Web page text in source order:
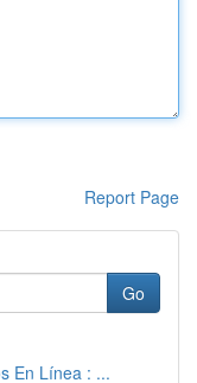
Report Page
Go
En Línea : ...